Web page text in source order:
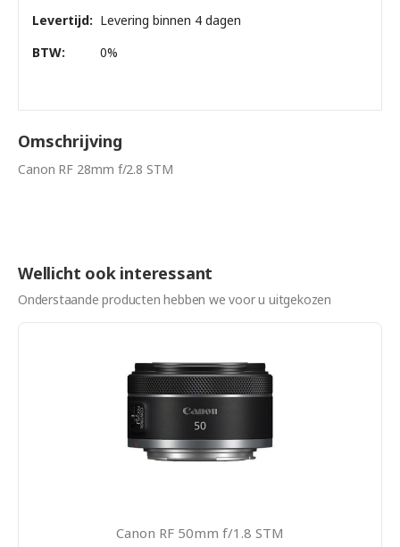
Levertijd: Levering binnen 4 dagen
BTW:
0%
Omschrijving
Canon RF 28mm f/2.8 STM
Wellicht ook interessant
Onderstaande producten hebben we voor u uitgekozen
Canon RF 50mm f/1.8 STM